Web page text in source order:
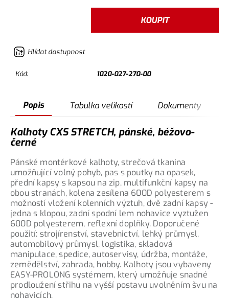
KOUPIT
Hlídat dostupnost
Kód: 1020-027-270-00
Popis Tabulka velikostí Dokumenty
Kalhoty CXS STRETCH, pánské, béžovo-
černé
Pánské montérkové kalhoty, strečová tkanina
umožňující volný pohyb, pas s poutky na opasek,
přední kapsy s kapsou na zip, multifunkční kapsy na
obou stranách, kolena zesílena 600D polyesterem s
možností vložení kolenních výztuh, dvě zadní kapsy -
jedna s klopou, zadní spodní lem nohavice vyztužen
600D polyesterem, reflexní doplňky. Doporučené
použití: strojírenství, stavebnictví, lehký průmysl,
automobilový průmysl, logistika, skladová
manipulace, spedice, autoservisy, údržba, montáže,
zemědělství, zahrada, hobby. Kalhoty jsou vybaveny
EASY-PROLONG systémem, který umožňuje snadné
prodloužení střihu na vyšší postavu uvolněním švu na
nohavicích.